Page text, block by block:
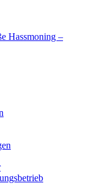
Hassmoning –